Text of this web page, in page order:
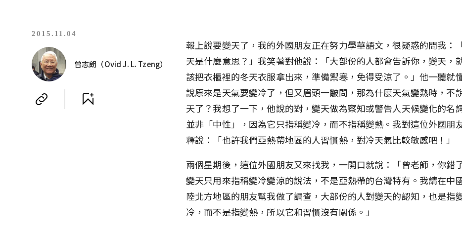
2015.11.04
曾志朗（Ovid J. L. Tzeng）
報上說要變天了，我的外國朋友正在努力學華語文，很疑惑的問我：
天是什麼意思？」我笑著對他說：「大部份的人都會告訴你，變天，
該把衣櫃裡的冬天衣服拿出來，準備禦寒，免得受涼了。」他一聽就
說原來是天氣要變冷了，但又眉頭一皺問，那為什麼天氣變熱時，不
天了？我想了一下，他說的對，變天做為察知或警告人天候變化的名
並非「中性」，因為它只指稱變冷，而不指稱變熱。我對這位外國朋
釋說：「也許我們亞熱帶地區的人習慣熱，對冷天氣比較敏感吧！」
兩個星期後，這位外國朋友又來找我，一開口就說：「曾老師，你錯
變天只用來指稱變冷變涼的說法，不是亞熱帶的台灣特有。我請在中
陸北方地區的朋友幫我做了調查，大部份的人對變天的認知，也是指
冷，而不是指變熱，所以它和習慣沒有關係。」